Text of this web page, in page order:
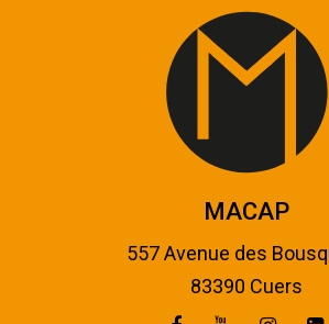
MACAP
557 Avenue des
83390 Cuers